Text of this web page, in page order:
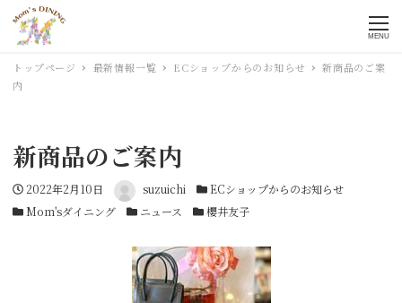
MENU
トップページ 最新情報一覧 ECショップからのお知らせ
新商品のご案
内
新商品のご案内
投稿日
2022年2月10日 著者 suzuichi カテゴリー
ECショップからのお知らせ
カテゴリー
Mom'sダイニング カテゴリー
ニュース カテゴリー
櫻井友子